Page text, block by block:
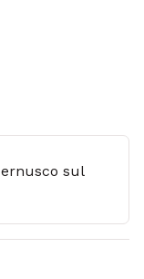
sul